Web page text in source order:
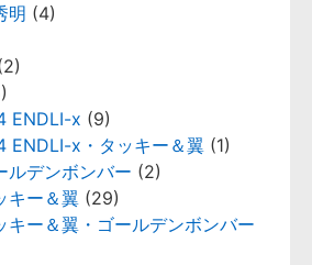
明 (4)
ENDLI-x (9)
ENDLI-x・タッキー＆翼 (1)
ルデンボンバー (2)
キー＆翼 (29)
キー＆翼・ゴールデンボンバー